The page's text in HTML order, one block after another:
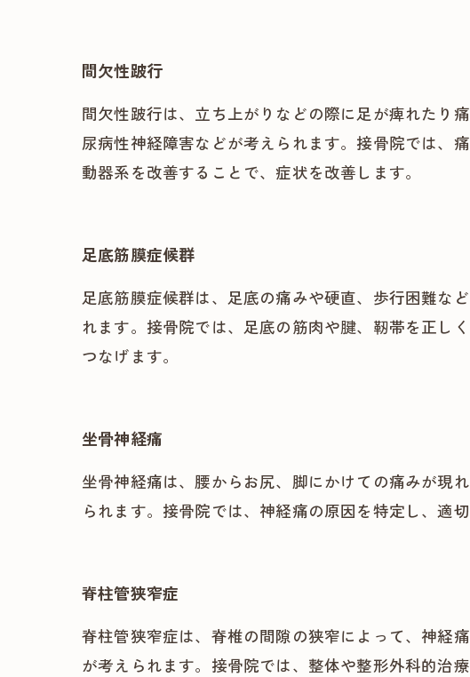
間欠性跛行
間欠性跛行は、立ち上がりなどの際に足が痺れたり
尿病性神経障害などが考えられます。接骨院では、
動器系を改善することで、症状を改善します。
足底筋膜症候群
足底筋膜症候群は、足底の痛みや硬直、歩行困難な
れます。接骨院では、足底の筋肉や腱、靭帯を正し
つなげます。
坐骨神経痛
坐骨神経痛は、腰からお尻、脚にかけての痛みが現
られます。接骨院では、神経痛の原因を特定し、適
脊柱管狭窄症
脊柱管狭窄症は、脊椎の間隙の狭窄によって、神経
が考えられます。接骨院では、整体や整形外科的治